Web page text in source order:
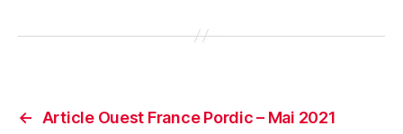
← Article Ouest France Pordic – Mai 2021